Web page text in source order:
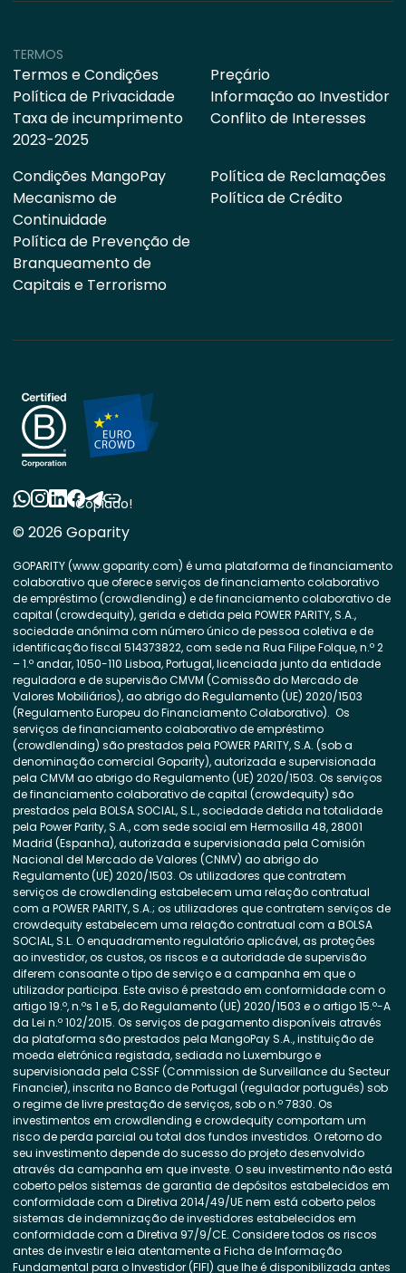
TERMOS
Termos e Condições
Política de Privacidade
Taxa de incumprimento
2023-2025
Preçário
Informação ao Investidor
Conflito de Interesses
Condições MangoPay
Mecanismo de
Continuidade
Política de Prevenção de
Branqueamento de
Capitais e Terrorismo
Política de Reclamações
Política de Crédito
© 2026 Goparity
GOPARITY (www.goparity.com) é uma plataforma de financiamento
colaborativo que oferece serviços de financiamento colaborativo
de empréstimo (crowdlending) e de financiamento colaborativo de
capital (crowdequity), gerida e detida pela POWER PARITY, S.A.,
sociedade anónima com número único de pessoa coletiva e de
identificação fiscal 514373822, com sede na Rua Filipe Folque, n.º 2
– 1.º andar, 1050-110 Lisboa, Portugal, licenciada junto da entidade
reguladora e de supervisão CMVM (Comissão do Mercado de
Valores Mobiliários), ao abrigo do Regulamento (UE) 2020/1503
(Regulamento Europeu do Financiamento Colaborativo). Os
serviços de financiamento colaborativo de empréstimo
(crowdlending) são prestados pela POWER PARITY, S.A. (sob a
denominação comercial Goparity), autorizada e supervisionada
pela CMVM ao abrigo do Regulamento (UE) 2020/1503. Os serviços
de financiamento colaborativo de capital (crowdequity) são
prestados pela BOLSA SOCIAL, S.L., sociedade detida na totalidade
pela Power Parity, S.A., com sede social em Hermosilla 48, 28001
Madrid (Espanha), autorizada e supervisionada pela Comisión
Nacional del Mercado de Valores (CNMV) ao abrigo do
Regulamento (UE) 2020/1503. Os utilizadores que contratem
serviços de crowdlending estabelecem uma relação contratual
com a POWER PARITY, S.A.; os utilizadores que contratem serviços de
crowdequity estabelecem uma relação contratual com a BOLSA
SOCIAL, S.L. O enquadramento regulatório aplicável, as proteções
ao investidor, os custos, os riscos e a autoridade de supervisão
diferem consoante o tipo de serviço e a campanha em que o
utilizador participa. Este aviso é prestado em conformidade com o
artigo 19.º, n.ºs 1 e 5, do Regulamento (UE) 2020/1503 e o artigo 15.º-A
da Lei n.º 102/2015. Os serviços de pagamento disponíveis através
da plataforma são prestados pela MangoPay S.A., instituição de
moeda eletrónica registada, sediada no Luxemburgo e
supervisionada pela CSSF (Commission de Surveillance du Secteur
Financier), inscrita no Banco de Portugal (regulador português) sob
o regime de livre prestação de serviços, sob o n.º 7830. Os
investimentos em crowdlending e crowdequity comportam um
risco de perda parcial ou total dos fundos investidos. O retorno do
seu investimento depende do sucesso do projeto desenvolvido
através da campanha em que investe. O seu investimento não está
coberto pelos sistemas de garantia de depósitos estabelecidos em
conformidade com a Diretiva 2014/49/UE nem está coberto pelos
sistemas de indemnização de investidores estabelecidos em
conformidade com a Diretiva 97/9/CE. Considere todos os riscos
antes de investir e leia atentamente a Ficha de Informação
Fundamental para o Investidor (FIFI) que lhe é disponibilizada antes
Copiado!